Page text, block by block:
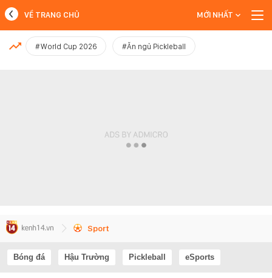
MỚI NHẤT
VỀ TRANG CHỦ MỚI NHẤT
#World Cup 2026 #Ăn ngủ Pickleball
Sport
Bóng đá Hậu Trường Pickleball eSports